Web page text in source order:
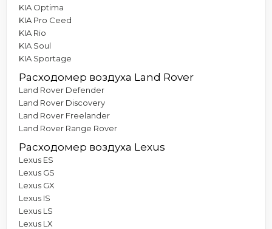
KIA Optima
KIA Pro Ceed
KIA Rio
KIA Soul
KIA Sportage
Расходомер воздуха Land Rover
Land Rover Defender
Land Rover Discovery
Land Rover Freelander
Land Rover Range Rover
Расходомер воздуха Lexus
Lexus ES
Lexus GS
Lexus GX
Lexus IS
Lexus LS
Lexus LX